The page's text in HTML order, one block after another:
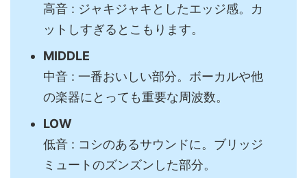
高音 : ジャキジャキとしたエッジ感。カ
ットしすぎるとこもります。
MIDDLE
中音 : 一番おいしい部分。ボーカルや他
の楽器にとっても重要な周波数。
LOW
低音 : コシのあるサウンドに。ブリッジ
ミュートのズンズンした部分。